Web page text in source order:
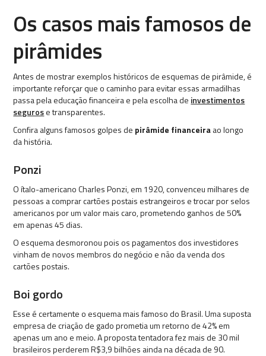
Os casos mais famosos de
pirâmides
Antes de mostrar exemplos históricos de esquemas de pirâmide, é
importante reforçar que o caminho para evitar essas armadilhas
passa pela educação financeira e pela escolha de investimentos
segurose transparentes.
Confira alguns famosos golpes de pirâmide financeiraao longo
da história.
Ponzi
O ítalo-americano Charles Ponzi, em 1920, convenceu milhares de
pessoas a comprar cartões postais estrangeiros e trocar por selos
americanos por um valor mais caro, prometendo ganhos de 50%
em apenas 45 dias.
O esquema desmoronou pois os pagamentos dos investidores
vinham de novos membros do negócio e não da venda dos
cartões postais.
Boi gordo
Esse é certamente o esquema mais famoso do Brasil. Uma suposta
empresa de criação de gado prometia um retorno de 42% em
apenas um ano e meio. A proposta tentadora fez mais de 30 mil
brasileiros perderem R$3,9 bilhões ainda na década de 90.